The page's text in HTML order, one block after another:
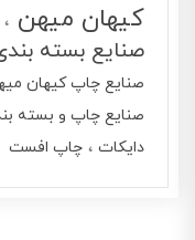
کیهان میهن
صنایع بسته
صنایع چاپ کیهان
صنایع چاپ و بسته
دایکات
چاپ افست